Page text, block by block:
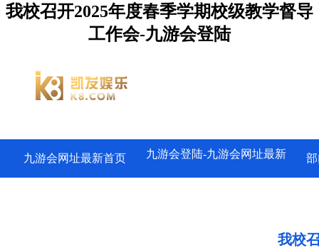
我校召开2025年度春季学期校级教学督导
工作会-九游会登陆
九游会网址最新首页 九游会登陆-九游会网址最新
我校